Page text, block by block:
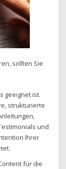
sollten Sie
geeignet ist.
strukturierte
und
Ihrer
für die